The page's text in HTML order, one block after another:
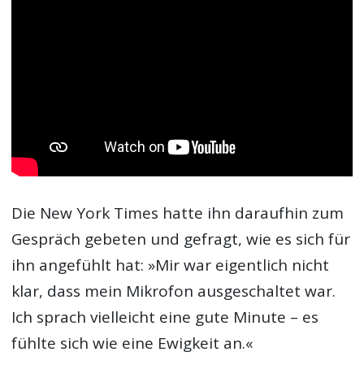
Die New York Times hatte ihn daraufhin zum
Gespräch gebeten und gefragt, wie es sich für
ihn angefühlt hat: »Mir war eigentlich nicht
klar, dass mein Mikrofon ausgeschaltet war.
Ich sprach vielleicht eine gute Minute – es
fühlte sich wie eine Ewigkeit an.«